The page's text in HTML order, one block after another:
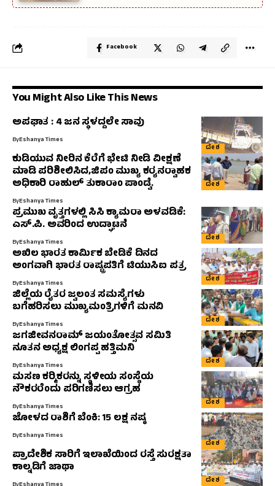
Facebook
You Might Also Like This News
ದೇಶ
ಅಪಘಾತ : 4 ಜನ ಸ್ಥಳದ್ದಲೇ ಸಾವು
ByEshanya Times
ದೇಶ
ಕುಡಿಯುವ ನೀರಿನ ಕೆರೆಗೆ ಭೇಟಿ ನೀಡಿ ವೀಕ್ಷಣೆ
ಮಾಡಿ ಪರಿಶೀಲಿಸಿದ,ಜಿಪಂ ಮುಖ್ಯ ಕರ‍್ಯನರ‍್ವಾಹಕ
ಅಧಿಕಾರಿ ರಾಹುಲ್‌ ತುಕಾರಾಂ ಪಾಂಡ್ವೆ.
ByEshanya Times
ದೇಶ
ಪ್ರಮುಖ ವೃತ್ತಗಳಲ್ಲಿ ಸಿಸಿ ಕ್ಯಾಮರಾ ಅಳವಡಿಕೆ:
ಎಸ್.ಪಿ. ಅವರಿಂದ ಉದ್ಘಾಟನೆ
ByEshanya Times
ದೇಶ
ಅಖಿಲ ಭಾರತ ಕಾರ್ಮಿಕ ಬೇಡಿಕೆ ದಿನದ
ಅಂಗವಾಗಿ ಭಾರತ ರಾಷ್ಟ್ರಪತಿಗೆ ಟಿಯುಸಿಐ ಪತ್ರ
ByEshanya Times
ದೇಶ
ಜಿಲ್ಲೆಯ ರೈತರ ಜ್ವಲಂತ ಸಮಸ್ಯೆಗಳು
ಬಗೆಹರಿಸಲು ಮುಖ್ಯಮಂತ್ರಿಗಳಿಗೆ ಮನವಿ
ByEshanya Times
ದೇಶ
ಜಗಜೀವನರಾಮ್ ಜಯಂತೋತ್ಸವ ಸಮಿತಿ
ನೂತನ ಅಧ್ಯಕ್ಷ ಲಿಂಗಪ್ಪ ಹತ್ತಿಮನಿ
ByEshanya Times
ದೇಶ
ಮಸಣ ಕರ‍್ಮಿಕರನ್ನು ಸ್ಥಳೀಯ ಸಂಸ್ಥೆಯ
ನೌಕರರೆಂದು ಪರಿಗಣಿಸಲು ಆಗ್ರಹ
ByEshanya Times
ದೇಶ
ಜೋಳದ ರಾಶಿಗೆ ಬೆಂಕಿ: 15 ಲಕ್ಷ ನಷ್ಠ
ByEshanya Times
ದೇಶ
ಪ್ರಾದೇಶಿಕ ಸಾರಿಗೆ ಇಲಾಖೆಯಿಂದ ರಸ್ತೆ ಸುರಕ್ಷತಾ
ಕಾಲ್ನಡಿಗೆ ಜಾಥಾ